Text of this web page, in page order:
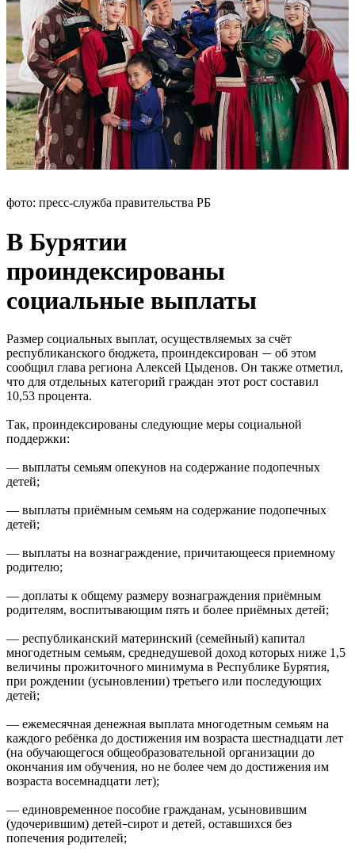
фото: пресс-служба правительства РБ
В Бурятии
проиндексированы
социальные выплаты
Размер социальных выплат, осуществляемых за счёт
республиканского бюджета, проиндексирован — об этом
сообщил глава региона Алексей Цыденов. Он также отметил,
что для отдельных категорий граждан этот рост составил
10,53 процента.
Так, проиндексированы следующие меры социальной
поддержки:
— выплаты семьям опекунов на содержание подопечных
детей;
— выплаты приёмным семьям на содержание подопечных
детей;
— выплаты на вознаграждение, причитающееся приемному
родителю;
— доплаты к общему размеру вознаграждения приёмным
родителям, воспитывающим пять и более приёмных детей;
— республиканский материнский (семейный) капитал
многодетным семьям, среднедушевой доход которых ниже 1,5
величины прожиточного минимума в Республике Бурятия,
при рождении (усыновлении) третьего или последующих
детей;
— ежемесячная денежная выплата многодетным семьям на
каждого ребёнка до достижения им возраста шестнадцати лет
(на обучающегося общеобразовательной организации до
окончания им обучения, но не более чем до достижения им
возраста восемнадцати лет);
— единовременное пособие гражданам, усыновившим
(удочерившим) детей–сирот и детей, оставшихся без
попечения родителей;